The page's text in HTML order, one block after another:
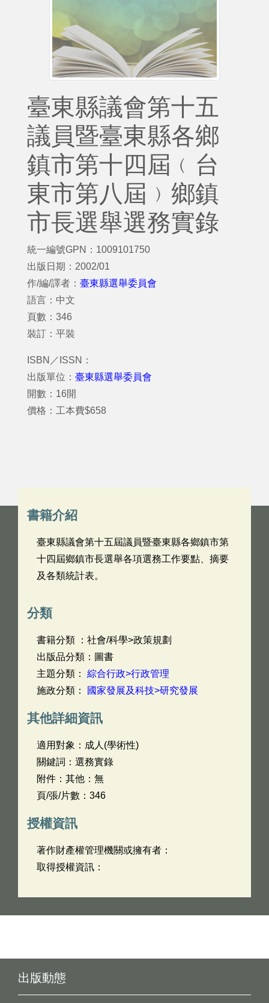
臺東縣議會第十五
議員暨臺東縣各鄉
鎮市第十四屆﹙台
東市第八屆﹚鄉鎮
市長選舉選務實錄
統一編號GPN：1009101750
出版日期：2002/01
作/編/譯者： 臺東縣選舉委員會
語言：中文
頁數：346
裝訂：平裝
ISBN／ISSN：
出版單位： 臺東縣選舉委員會
開數：16開
價格：工本費$658
書籍介紹
臺東縣議會第十五屆議員暨臺東縣各鄉鎮市第
十四屆鄉鎮市長選舉各項選務工作要點、摘要
及各類統計表。
分類
書籍分類 ：社會/科學>政策規劃
出版品分類：圖書
主題分類： 綜合行政>行政管理
施政分類：
國家發展及科技>研究發展
其他詳細資訊
適用對象：成人(學術性)
關鍵詞：選務實錄
附件：其他：無
頁/張/片數：346
授權資訊
著作財產權管理機關或擁有者：
取得授權資訊：
出版動態